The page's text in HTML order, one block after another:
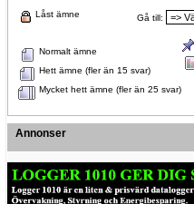
Gå till:
Normalt ämne
Hett ämne (fler än 15 svar)
Mycket hett ämne (fler än 25 svar)
Låst ämne
Annonser